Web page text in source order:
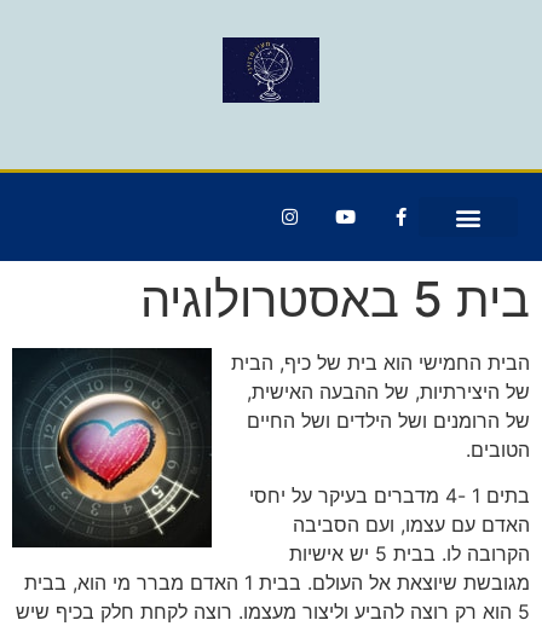
בית 5 באסטרולוגיה
הבית החמישי הוא בית של כיף, הבית
של היצירתיות, של ההבעה האישית,
של הרומנים ושל הילדים ושל החיים
הטובים.
בתים 1 -4 מדברים בעיקר על יחסי
האדם עם עצמו, ועם הסביבה
הקרובה לו. בבית 5 יש אישיות
מגובשת שיוצאת אל העולם. בבית 1 האדם מברר מי הוא, בבית
5 הוא רק רוצה להביע וליצור מעצמו. רוצה לקחת חלק בכיף שיש